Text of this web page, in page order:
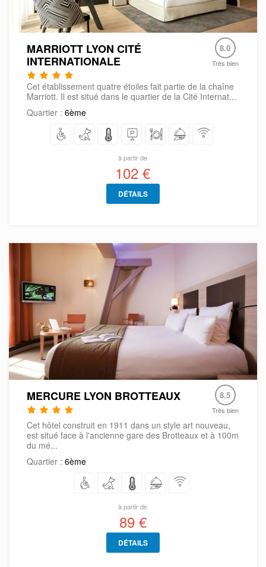
MARRIOTT LYON CITÉ
INTERNATIONALE
8.0
Très bien
Cet établissement quatre étoiles fait partie de la chaîne
Marriott. Il est situé dans le quartier de la Cité Internat...
Quartier : 6ème
à partir de
102 €
DÉTAILS
MERCURE LYON BROTTEAUX 8.5
Très bien
Cet hôtel construit en 1911 dans un style art nouveau,
est situé face à l'ancienne gare des Brotteaux et à 100m
du mé...
Quartier : 6ème
à partir de
89 €
DÉTAILS